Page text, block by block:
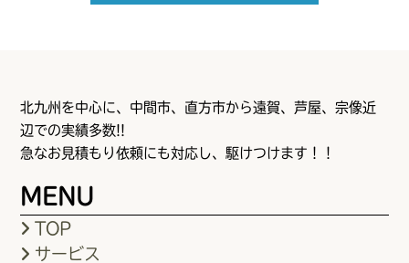
北九州を中心に、中間市、直方市から遠賀、芦屋、宗像近
辺での実績多数!!
急なお見積もり依頼にも対応し、駆けつけます！！
MENU
TOP
サービス